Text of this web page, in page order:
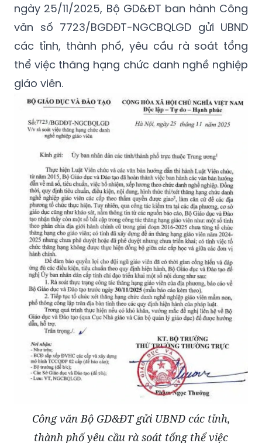
ngày 25/11/2025, Bộ GD&ĐT ban hành Công
văn số 7723/BGDĐT-NGCBQLGD gửi UBND
các tỉnh, thành phố, yêu cầu rà soát tổng
thể việc thăng hạng chức danh nghề nghiệp
giáo viên.
Công văn Bộ GD&ĐT gửi UBND các tỉnh,
thành phố yêu cầu rà soát tổng thể việc